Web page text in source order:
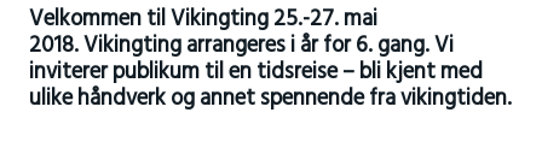
Velkommen til Vikingting 25.-27. mai
2018. Vikingting arrangeres i år for 6. gang. Vi
inviterer publikum til en tidsreise – bli kjent med
ulike håndverk og annet spennende fra vikingtiden.